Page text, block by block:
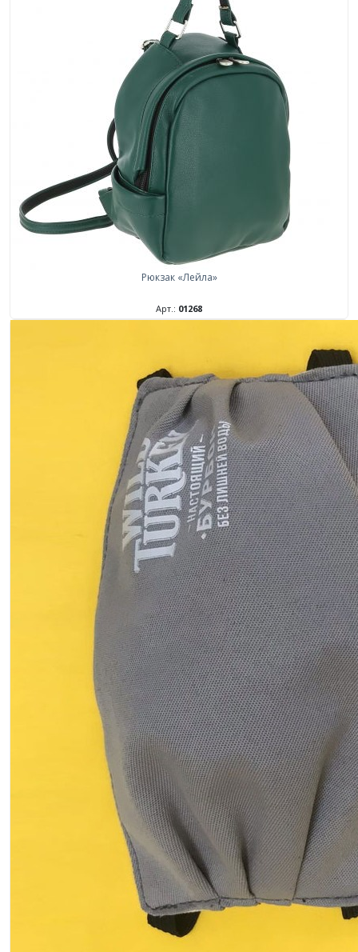
Рюкзак «Лейла»
Арт.: 01268